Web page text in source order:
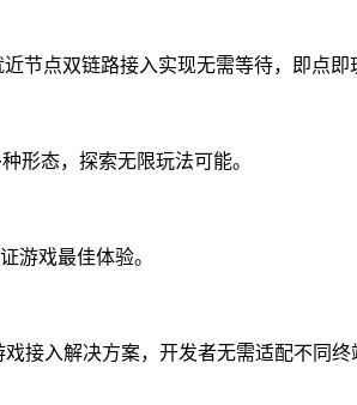
点双链路接入实现无需等待，即点即
态，探索无限玩法可能。
戏最佳体验。
入解决方案，开发者无需适配不同终